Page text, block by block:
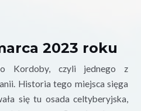
2023 roku
Kordoby, czyli jednego z
Historia tego miejsca sięga
się tu osadaceltyberyjska,